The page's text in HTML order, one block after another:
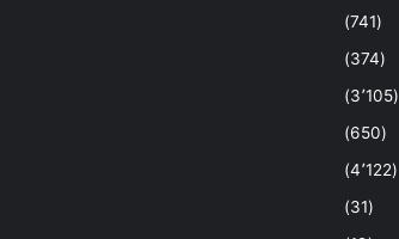
(741)
(374)
(3٬105)
(650)
(4٬122)
(31)